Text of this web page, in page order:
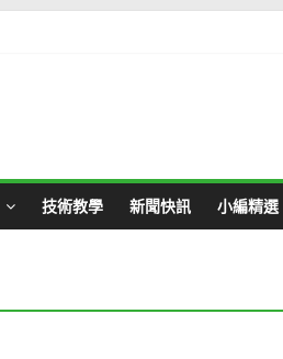
技術教學 新聞快訊 小編精選